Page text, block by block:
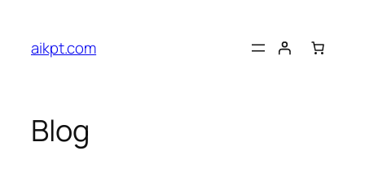
content
aikpt.com
Blog